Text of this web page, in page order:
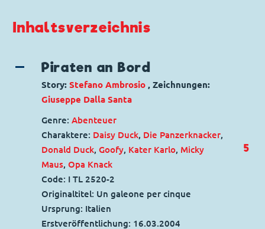
Inhaltsverzeichnis
Piraten an Bord
Story:Stefano Ambrosio , Zeichnungen:
Giuseppe Dalla Santa
Genre:Abenteuer
Charaktere: Daisy Duck, Die Panzerknacker,
Donald Duck,Goofy, Kater Karlo, Micky
Maus,Opa Knack
Code: I TL 2520-2
Originaltitel: Un galeone per cinque
Ursprung: Italien
Erstveröffentlichung: 16.03.2004
5